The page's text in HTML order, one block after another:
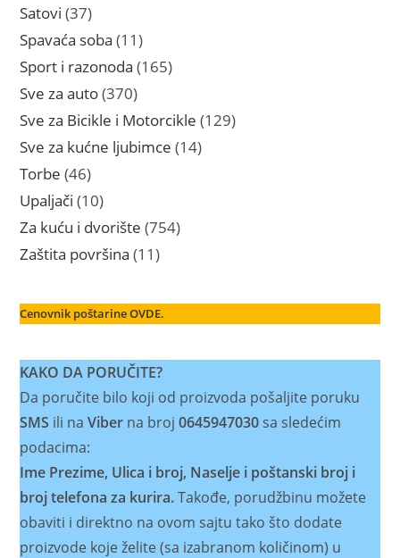
Satovi 3737
proizvoda
Spavaća soba 1111
proizvoda
Sport i razonoda 165165
Sve za auto 370370
proizvoda
Sve za Bicikle i Motorcikle 129129
Sve za kućne ljubimce 1414
Torbe 4646
proizvoda
Upaljači 1010
proizvoda
Za kuću i dvorište 754754
Zaštita površina 1111
Cenovnik poštarine OVDE.
KAKO DA PORUČITE?
Da poručite bilo koji od proizvoda pošaljite poruku
SMS ili naViber na broj0645947030sa sledećim
podacima:
Ime Prezime, Ulica i broj, Naselje i poštanski broj i
broj telefona za kurira.Takođe, porudžbinu možete
obaviti i direktno na ovom sajtu tako što dodate
proizvode koje želite (sa izabranom količinom) u